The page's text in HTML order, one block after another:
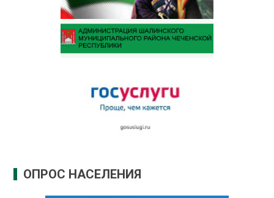
ОПРОС НАСЕЛЕНИЯ